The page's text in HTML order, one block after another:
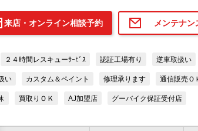
来店・オンライン相談予約 メンテナン
２４時間レスキューｻｰﾋﾞｽ 認証工場有り 逆車取扱い
い カスタム＆ペイント 修理承ります 通信販売Ｏ
買取りＯＫ AJ加盟店 グーバイク保証受付店